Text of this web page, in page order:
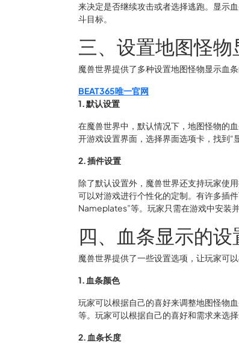
来决定是否继续攻击或者选择逃跑。显示
斗目标。
三、设置地图怪
魔兽世界提供了多种设置地图怪物显示血
BEAT365唯一官网
1. 默认设置
在魔兽世界中，默认情况下，地图怪物的
开游戏设置界面，选择界面选项卡，找到“
2. 插件设置
除了默认设置外，魔兽世界还支持玩家使
可以对游戏进行个性化的定制。有许多插
Nameplates”等。玩家只需在游戏中安装
四、血条显示的设
魔兽世界提供了一些设置选项，让玩家可
1. 血条颜色
玩家可以根据自己的喜好来调整地图怪物
等。玩家可以根据自己的喜好和需求来选择
2. 血条长度